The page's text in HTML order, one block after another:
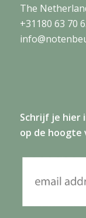
The
+31180 63 70
Schrijf je hier
op de hoogte